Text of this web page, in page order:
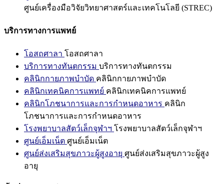
ศูนย์เครื่องมือวิจัยวิทยาศาสตร์และเทคโนโลยี (STREC)
บริการทางการแพทย์
โอสถศาลา โอสถศาลา
บริการทางทันตกรรม บริการทางทันตกรรม
คลินิกกายภาพบำบัด คลินิกกายภาพบำบัด
คลินิกเทคนิคการแพทย์ คลินิกเทคนิคการแพทย์
คลินิกโภชนาการและการกำหนดอาหาร คลินิก
โภชนาการและการกำหนดอาหาร
โรงพยาบาลสัตว์เล็กจุฬาฯ โรงพยาบาลสัตว์เล็กจุฬาฯ
ศูนย์เอ็มเน็ต ศูนย์เอ็มเน็ต
ศูนย์ส่งเสริมสุขภาวะผู้สูงอายุ ศูนย์ส่งเสริมสุขภาวะผู้สูง
อายุ